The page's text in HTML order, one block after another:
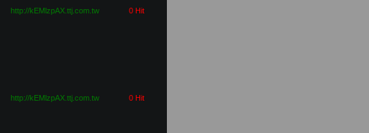
http://kEMlzpAX.ttj.com.tw 0 Hit
http://kEMlzpAX.ttj.com.tw 0 Hit